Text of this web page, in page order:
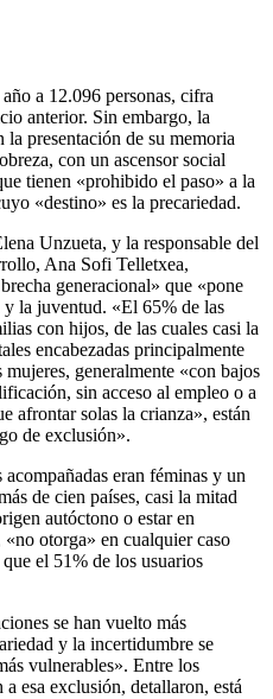
a 12.096 personas, cifra
anterior. Sin embargo, la
la presentación de su memoria
con un ascensor social
tienen «prohibido el paso» a la
«destino» es la precariedad.
Unzueta, y la responsable del
Ana Sofi Telletxea,
generacional» que «pone
la juventud. «El 65% de las
con hijos, de las cuales casi la
encabezadas principalmente
generalmente «con bajos
sin acceso al empleo o a
afrontar solas la crianza», están
de exclusión».
eran féminas y un
de cien países, casi la mitad
autóctono o estar en
otorga» en cualquier caso
el 51% de los usuarios
se han vuelto más
y la incertidumbre se
vulnerables». Entre los
esa exclusión, detallaron, está